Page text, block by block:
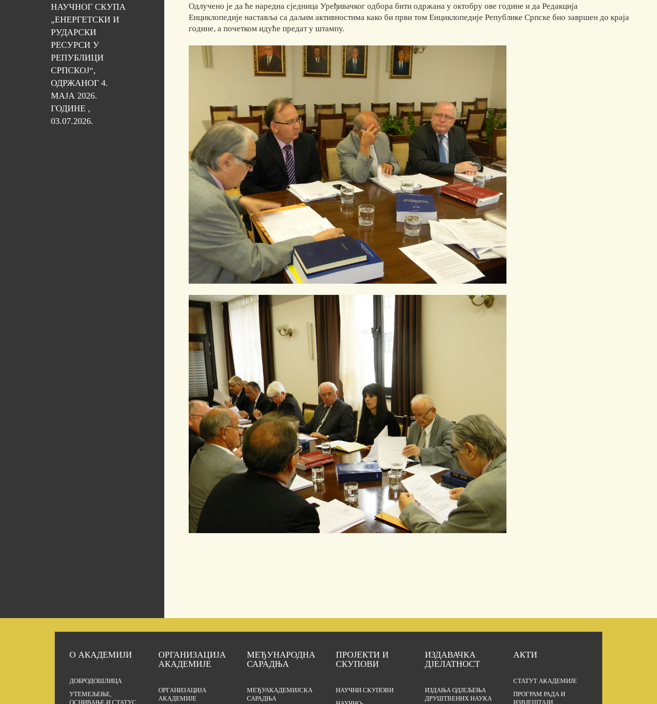
НАУЧНОГ СКУПА
„ЕНЕРГЕТСКИ И
РУДАРСКИ
РЕСУРСИ У
РЕПУБЛИЦИ
СРПСКОЈ“,
ОДРЖАНОГ 4.
МАЈА 2026.
ГОДИНЕ ,
03.07.2026.
Одлучено је да ће наредна сједница Уређивачког одбора бити одржана у октобру ове године и да Редакција
Енциклопедије наставља са даљим активностима како би први том Енциклопедије Републике Српске био завршен до краја
године, а почетком идуће предат у штампу.
О АКАДЕМИЈИ
ДОБРОДОШЛИЦА
УТЕМЕЉЕЊЕ,
ОСНИВАЊЕ И СТАТУС
ОРГАНИЗАЦИЈА
АКАДЕМИЈЕ
ОРГАНИЗАЦИЈА
АКАДЕМИЈЕ
МЕЂУНАРОДНА
САРАДЊА
МЕЂУАКАДЕМИЈСКА
САРАДЊА
ПРОЈЕКТИ И
СКУПОВИ
НАУЧНИ СКУПОВИ
ИЗДАВАЧКА
ДЈЕЛАТНОСТ
ИЗДАЊА ОДЈЕЉЕЊА
ДРУШТВЕНИХ НАУКА
АКТИ
СТАТУТ АКАДЕМИЈЕ
ПРОГРАМ РАДА И
ИЗВЈЕШТАЈИ